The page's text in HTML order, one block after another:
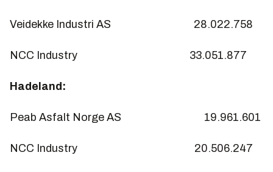
Veidekke Industri AS 28.022.758
NCC Industry 33.051.877
Hadeland:
Peab Asfalt Norge AS 19.961.601
NCC Industry 20.506.247